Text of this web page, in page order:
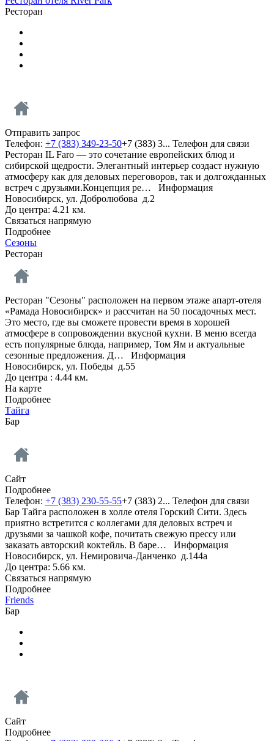
Ресторан
Отправить запрос
Телефон: +7 (383) 349-23-50+7 (383) 3... Телефон для связи
Ресторан IL Faro — это сочетание европейских блюд и
сибирской щедрости. Элегантный интерьер создаст нужную
атмосферу как для деловых переговоров, так и долгожданных
встреч с друзьями.Концепция ре… Информация
Новосибирск, ул. Добролюбова д.2
До центра: 4.21 км.
Связаться напрямую
Подробнее
Сезоны
Ресторан
Ресторан "Сезоны" расположен на первом этаже апарт-отеля
«Рамада Новосибирск» и рассчитан на 50 посадочных мест.
Это место, где вы сможете провести время в хорошей
атмосфере в сопровождении вкусной кухни. В меню всегда
есть популярные блюда, например, Том Ям и актуальные
сезонные предложения. Д… Информация
Новосибирск, ул. Победы д.55
До центра : 4.44 км.
На карте
Подробнее
Тайга
Бар
Сайт
Подробнее
Телефон: +7 (383) 230-55-55+7 (383) 2... Телефон для связи
Бар Тайга расположен в холле отеля Горский Сити. Здесь
приятно встретится с коллегами для деловых встреч и
друзьями за чашкой кофе, почитать свежую прессу или
заказать авторский коктейль. В баре… Информация
Новосибирск, ул. Немировича-Данченко д.144а
До центра: 5.66 км.
Связаться напрямую
Подробнее
Friends
Бар
Сайт
Подробнее